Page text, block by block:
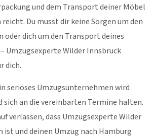
und dem Transport deiner Möbel
Du musst dir keine Sorgen um den
oder dich um den Transport deines
Umzugsexperte Wilder Innsbruck
dich.
seriöses Umzugsunternehmen wird
sich an die vereinbarten Termine halten.
verlassen, dass Umzugsexperte Wilder
und deinen Umzug nach Hamburg